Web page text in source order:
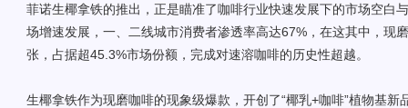
菲诺生椰拿铁的推出，正是瞄准了咖啡行业快速发展下的市场空白
场增速发展，一、二线城市消费者渗透率高达67%，在这其中，现
张，占据超45.3%市场份额，完成对速溶咖啡的历史性超越。
生椰拿铁作为现磨咖啡的现象级爆款，开创了“椰乳+咖啡”植物基新